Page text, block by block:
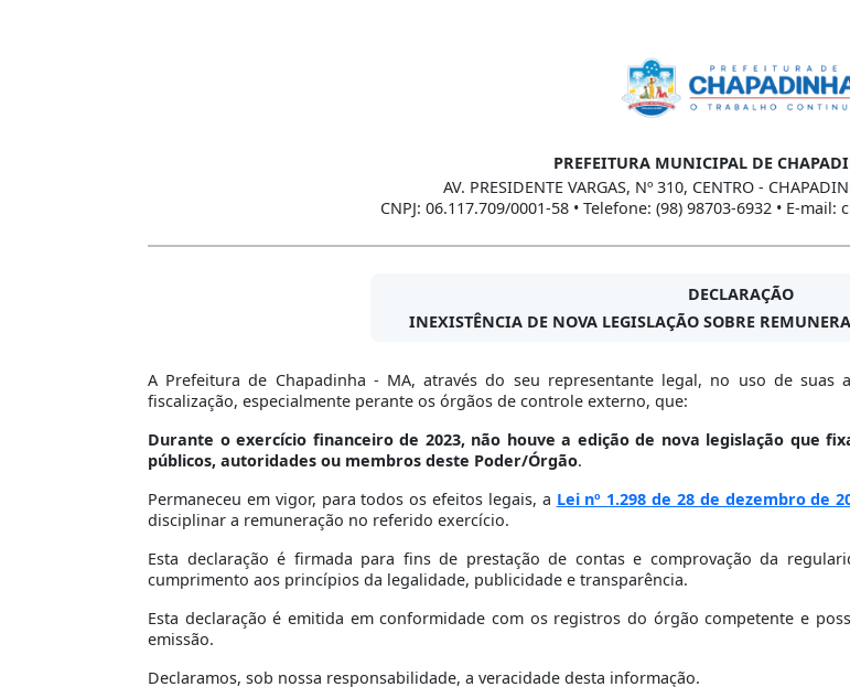
PREFEITURA MUNICIPAL DE
AV. PRESIDENTE VARGAS, Nº 310, CENTRO -
CNPJ: 06.117.709/0001-58 • Telefone: (98) 98703-6932 • E-
DECLARAÇÃO
INEXISTÊNCIA DE NOVA LEGISLAÇÃO SOBRE
A Prefeitura de Chapadinha - MA, através do seu representante legal, no uso de
fiscalização, especialmente perante os órgãos de controle externo, que:
Durante o exercício financeiro de 2023, não houve a edição de nova legislação que
públicos, autoridades ou membros deste Poder/Órgão.
Permaneceu em vigor, para todos os efeitos legais, a Lei nº 1.298 de 28 de dezembro de
disciplinar a remuneração no referido exercício.
Esta declaração é firmada para fins de prestação de contas e comprovação da
cumprimento aos princípios da legalidade, publicidade e transparência.
Esta declaração é emitida em conformidade com os registros do órgão competente e
emissão.
Declaramos, sob nossa responsabilidade, a veracidade desta informação.